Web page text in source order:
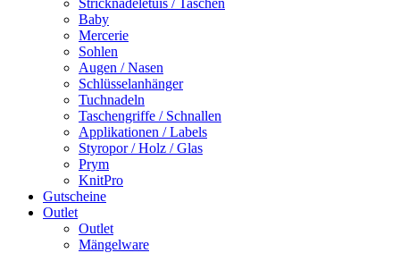
Stricknadeletuis / Taschen
Baby
Mercerie
Sohlen
Augen / Nasen
Schlüsselanhänger
Tuchnadeln
Taschengriffe / Schnallen
Applikationen / Labels
Styropor / Holz / Glas
Prym
KnitPro
Gutscheine
Outlet
Outlet
Mängelware